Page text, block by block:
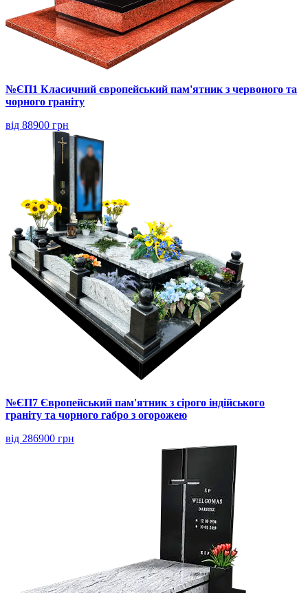
№ЄП1 Класичний європейський пам'ятник з червоного та
чорного граніту
від 88900 грн
№ЄП7 Європейський пам'ятник з сірого індійського
граніту та чорного габро з огорожею
від 286900 грн